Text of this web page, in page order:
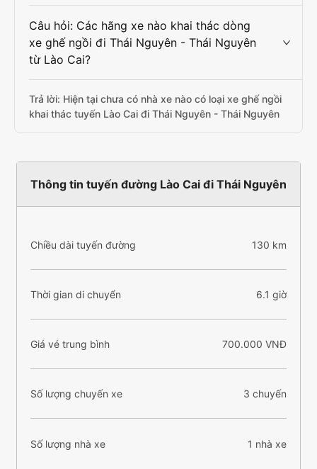
Câu hỏi: Các hãng xe nào khai thác dòng
xe ghế ngồi đi Thái Nguyên - Thái Nguyên
từ Lào Cai?
Trả lời: Hiện tại chưa có nhà xe nào có loại xe ghế ngồi
khai thác tuyến Lào Cai đi Thái Nguyên - Thái Nguyên
Thông tin tuyến đường Lào Cai đi Thái Nguyên
Chiều dài tuyến đường 130 km
Thời gian di chuyển 6.1 giờ
Giá vé trung bình 700.000 VNĐ
Số lượng chuyến xe 3 chuyến
Số lượng nhà xe 1 nhà xe